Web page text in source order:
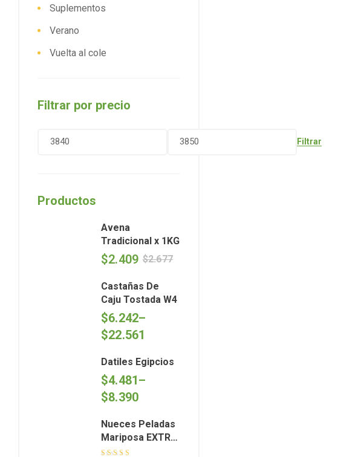
Suplementos
Verano
Vuelta al cole
Filtrar por precio
Filtrar
Productos
Avena
Tradicional x 1KG
$2.677
$2.409
Castañas De
Caju Tostada W4
$6.242–
$22.561
Datiles Egipcios
$4.481–
$8.390
Nueces Peladas
Mariposa EXTRA
Light (Cosecha